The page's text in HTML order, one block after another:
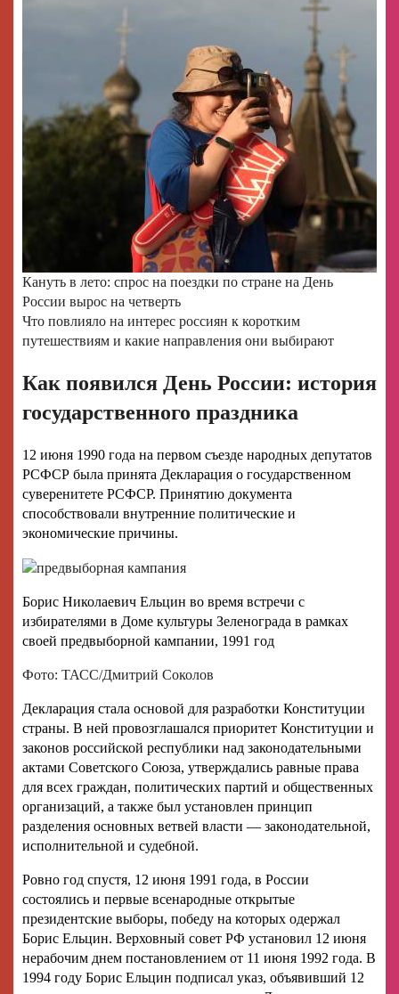
Кануть в лето: спрос на поездки по стране на День
России вырос на четверть
Что повлияло на интерес россиян к коротким
путешествиям и какие направления они выбирают
Как появился День России: история
государственного праздника
12 июня 1990 года на первом съезде народных депутатов
РСФСР была принята Декларация о государственном
суверенитете РСФСР. Принятию документа
способствовали внутренние политические и
экономические причины.
Борис Николаевич Ельцин во время встречи с
избирателями в Доме культуры Зеленограда в рамках
своей предвыборной кампании, 1991 год
Фото: ТАСС/Дмитрий Соколов
Декларация стала основой для разработки Конституции
страны. В ней провозглашался приоритет Конституции и
законов российской республики над законодательными
актами Советского Союза, утверждались равные права
для всех граждан, политических партий и общественных
организаций, а также был установлен принцип
разделения основных ветвей власти — законодательной,
исполнительной и судебной.
Ровно год спустя, 12 июня 1991 года, в России
состоялись и первые всенародные открытые
президентские выборы, победу на которых одержал
Борис Ельцин. Верховный совет РФ установил 12 июня
нерабочим днем постановлением от 11 июня 1992 года. В
1994 году Борис Ельцин подписал указ, объявивший 12